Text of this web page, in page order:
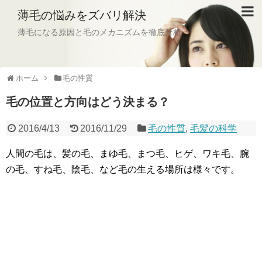
薄毛の悩みをズバリ解決
薄毛になる原因と毛のメカニズムを徹底分析
ホーム 毛の性質
毛の位置と方向はどう決まる？
2016/4/13 2016/11/29 毛の性質,毛髪の科学
人間の毛は、髪の毛、まゆ毛、まつ毛、ヒゲ、ワキ毛、腕
の毛、すね毛、陰毛、など毛の生える場所は様々です。